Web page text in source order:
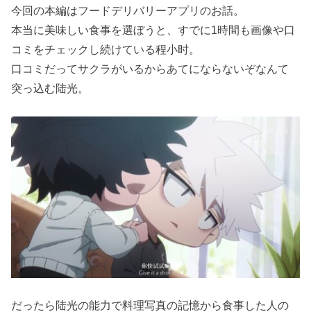
今回の本編はフードデリバリーアプリのお話。
本当に美味しい食事を選ぼうと、すでに1時間も画像や口
コミをチェックし続けている程小时。
口コミだってサクラがいるからあてにならないぞなんて
突っ込む陆光。
だったら陆光の能力で料理写真の記憶から食事した人の